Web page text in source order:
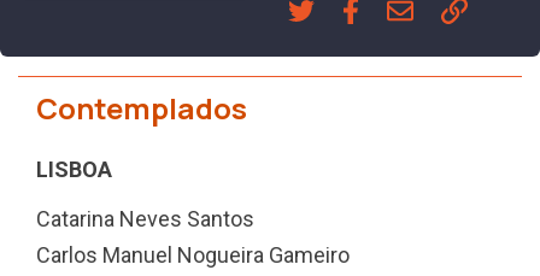
Contemplados
LISBOA
Catarina Neves Santos
Carlos Manuel Nogueira Gameiro